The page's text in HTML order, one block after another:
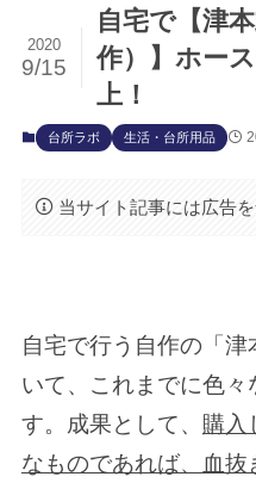
自宅で【津
作）】ホー
上！
2020
9/15
台所ラボ 生活・台所用品
当サイト記事には広告
自宅で行う自作の「
いて、これまでに色々
す。成果として、 購入
なものであれば、血